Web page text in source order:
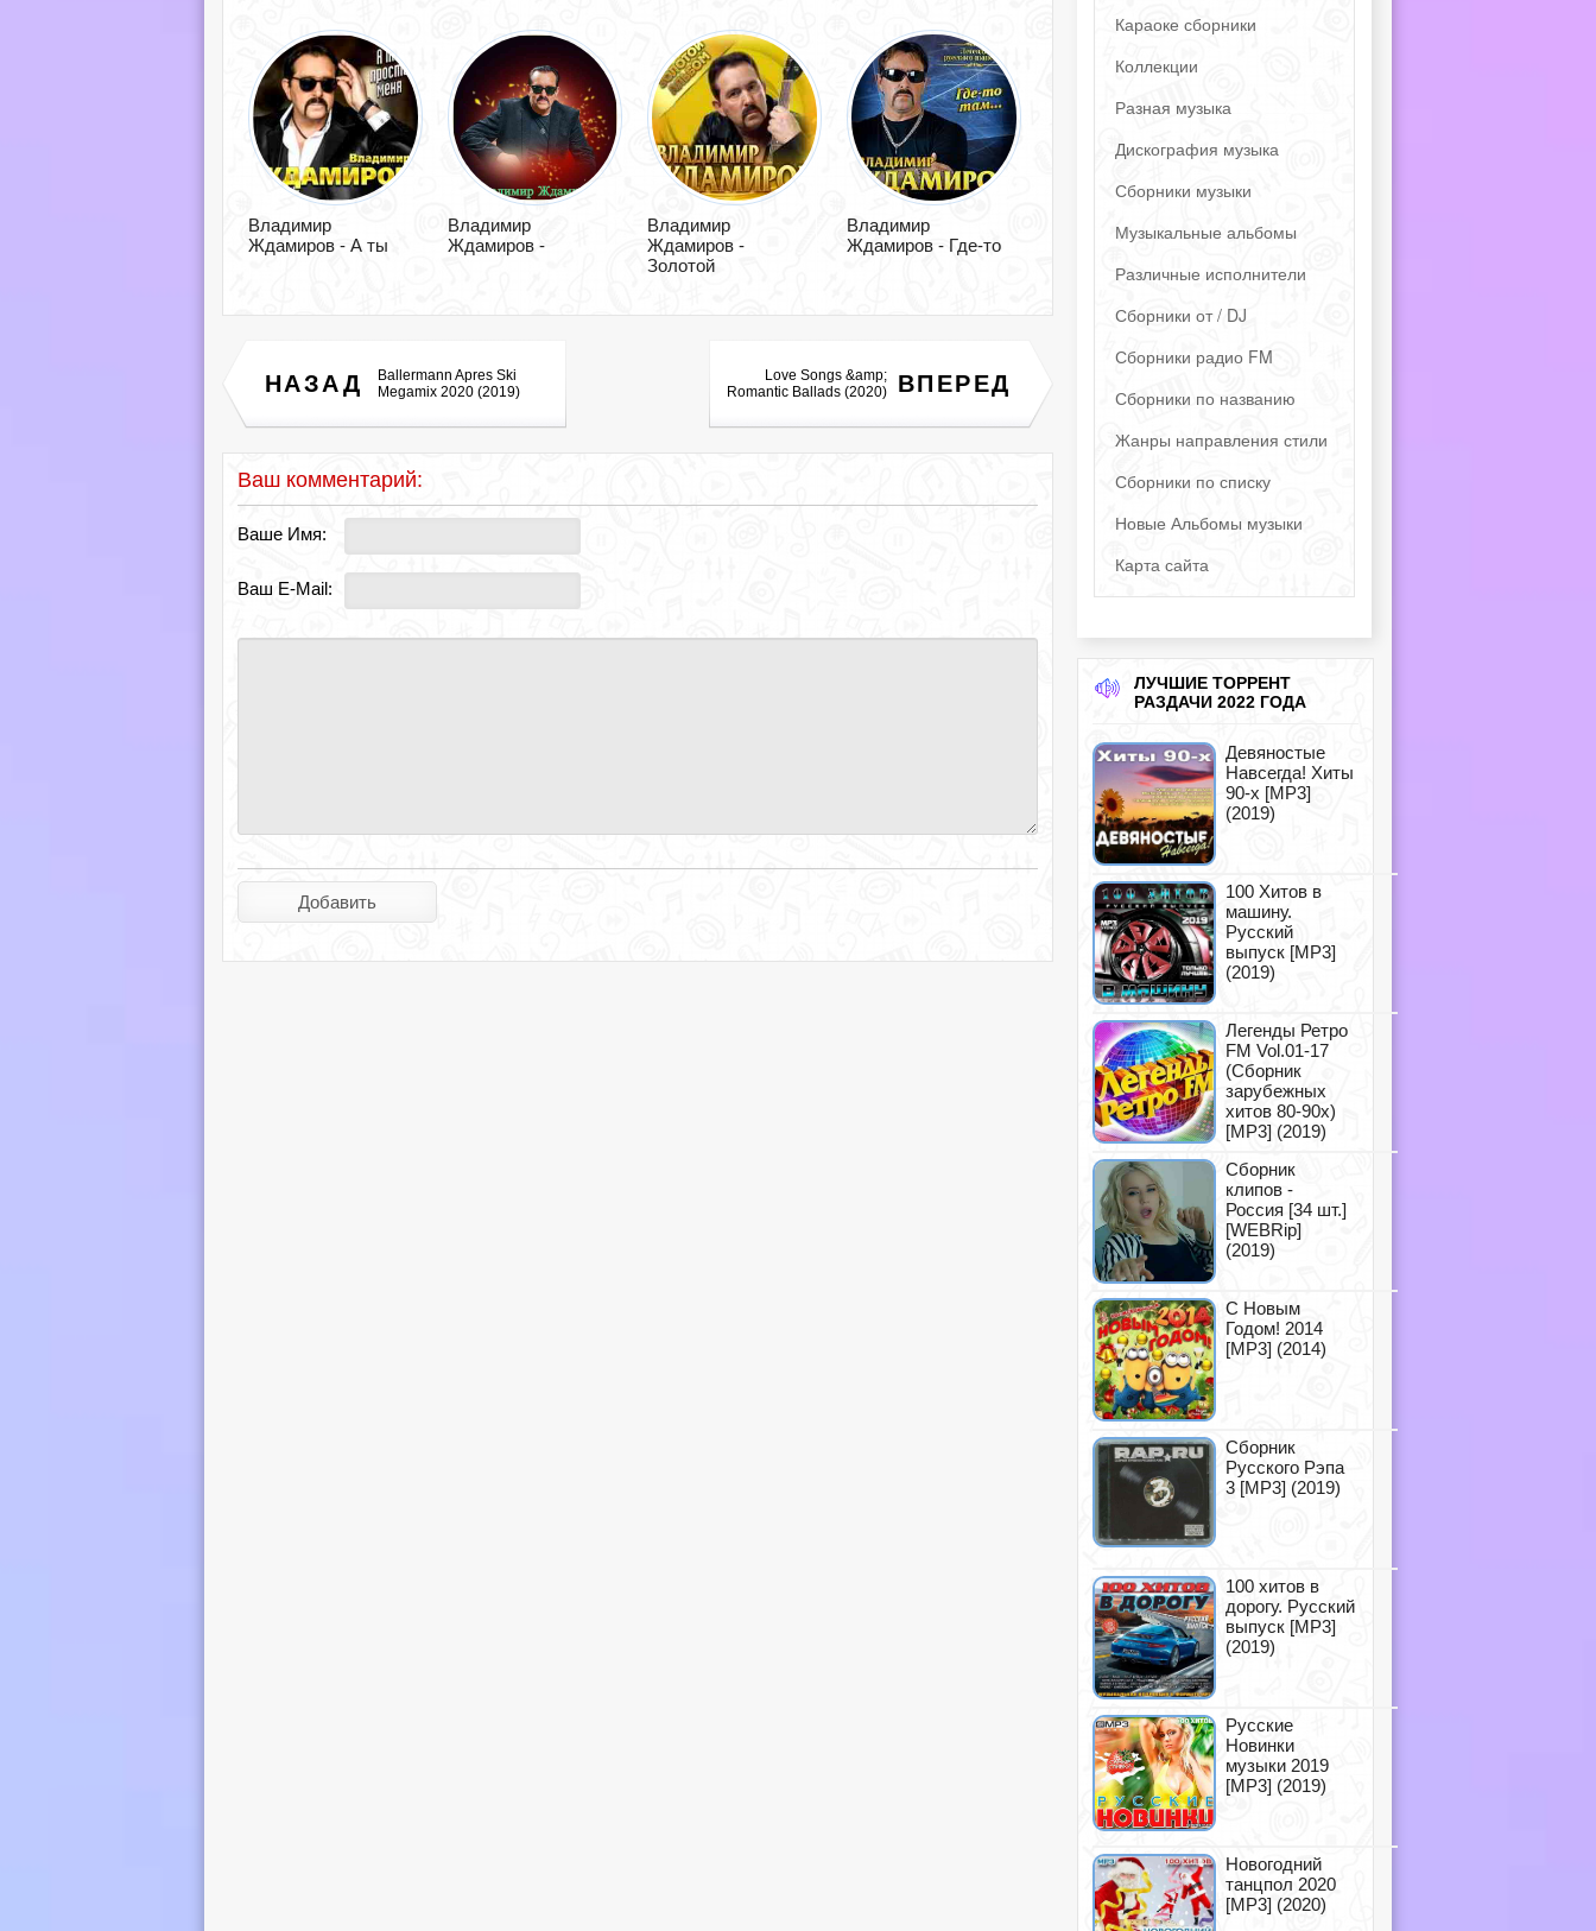
Владимир
Ждамиров - А ты
Владимир
Ждамиров -
Владимир
Ждамиров -
Золотой
Владимир
Ждамиров - Где-то
НАЗАД
Ballermann Apres Ski
Megamix 2020 (2019)
ВПЕРЕД
Love Songs &amp;
Romantic Ballads (2020)
Ваш комментарий:
Ваше Имя:
Ваш E-Mail:
Караоке сборники
Коллекции
Разная музыка
Дискография музыка
Сборники музыки
Музыкальные альбомы
Различные исполнители
Сборники от / DJ
Сборники радио FM
Сборники по названию
Жанры направления стили
Сборники по списку
Новые Альбомы музыки
Карта сайта
ЛУЧШИЕ ТОРРЕНТ
РАЗДАЧИ 2022 ГОДА
Девяностые
Навсегда! Хиты
90-х [MP3]
(2019)
100 Хитов в
машину.
Русский
выпуск [MP3]
(2019)
Легенды Ретро
FM Vol.01-17
(Сборник
зарубежных
хитов 80-90х)
[MP3] (2019)
Сборник
клипов -
Россия [34 шт.]
[WEBRip]
(2019)
С Новым
Годом! 2014
[MP3] (2014)
Сборник
Русского Рэпа
3 [MP3] (2019)
100 хитов в
дорогу. Русский
выпуск [MP3]
(2019)
Русские
Новинки
музыки 2019
[MP3] (2019)
Новогодний
танцпол 2020
[MP3] (2020)